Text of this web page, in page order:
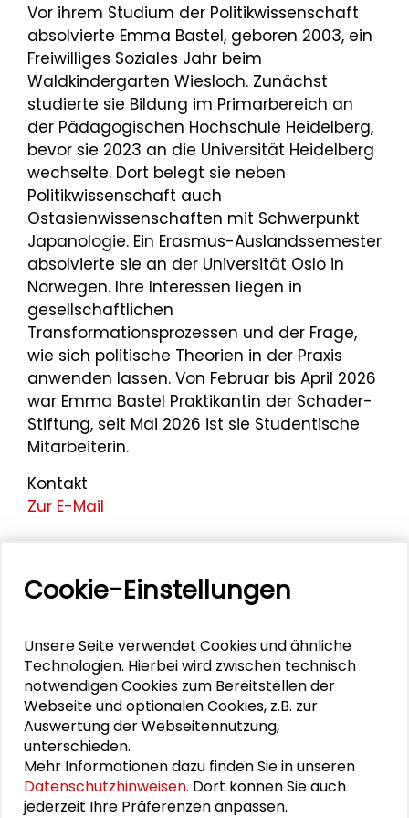
Vor ihrem Studium der Politikwissenschaft
absolvierte Emma Bastel, geboren 2003, ein
Freiwilliges Soziales Jahr beim
Waldkindergarten Wiesloch. Zunächst
studierte sie Bildung im Primarbereich an
der Pädagogischen Hochschule Heidelberg,
bevor sie 2023 an die Universität Heidelberg
wechselte. Dort belegt sie neben
Politikwissenschaft auch
Ostasienwissenschaften mit Schwerpunkt
Japanologie. Ein Erasmus-Auslandssemester
absolvierte sie an der Universität Oslo in
Norwegen. Ihre Interessen liegen in
gesellschaftlichen
Transformationsprozessen und der Frage,
wie sich politische Theorien in der Praxis
anwenden lassen. Von Februar bis April 2026
war Emma Bastel Praktikantin der Schader-
Stiftung, seit Mai 2026 ist sie Studentische
Mitarbeiterin.
Kontakt
Zur E-Mail
Personen im Kontext
Alexander Gemeinhardt
Luise Spieker
Gösta Gantner
Özlem Zahra Eren
Benjamin Stehl
Cookie-Einstellungen
Unsere Seite verwendet Cookies und ähnliche
Technologien. Hierbei wird zwischen technisch
notwendigen Cookies zum Bereitstellen der
Webseite und optionalen Cookies, z.B. zur
Auswertung der Webseitennutzung,
unterschieden.
Mehr Informationen dazu finden Sie in unseren
Datenschutzhinweisen. Dort können Sie auch
jederzeit Ihre Präferenzen anpassen.